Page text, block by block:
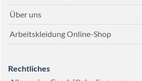
Über uns
Arbeitskleidung Online-Shop
Rechtliches